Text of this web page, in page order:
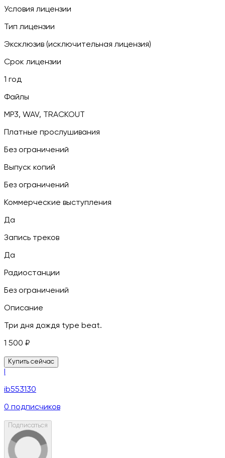
Условия лицензии
Тип лицензии
Эксклюзив (исключительная лицензия)
Срок лицензии
1 год
Файлы
MP3, WAV, TRACKOUT
Платные прослушивания
Без ограничений
Выпуск копий
Без ограничений
Коммерческие выступления
Да
Запись треков
Да
Радиостанции
Без ограничений
Описание
Три дня дождя type beat.
1 500 ₽
Купить сейчас
ib553130
0 подписчиков
Подписаться